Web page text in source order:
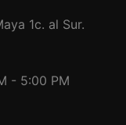
1c. al Sur.
- 5:00 PM